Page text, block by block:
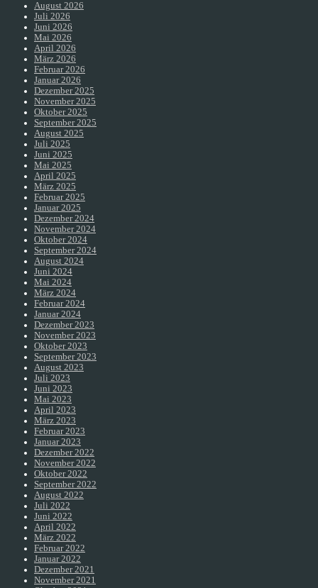
August 2026
Juli 2026
Juni 2026
Mai 2026
April 2026
März 2026
Februar 2026
Januar 2026
Dezember 2025
November 2025
Oktober 2025
September 2025
August 2025
Juli 2025
Juni 2025
Mai 2025
April 2025
März 2025
Februar 2025
Januar 2025
Dezember 2024
November 2024
Oktober 2024
September 2024
August 2024
Juni 2024
Mai 2024
März 2024
Februar 2024
Januar 2024
Dezember 2023
November 2023
Oktober 2023
September 2023
August 2023
Juli 2023
Juni 2023
Mai 2023
April 2023
März 2023
Februar 2023
Januar 2023
Dezember 2022
November 2022
Oktober 2022
September 2022
August 2022
Juli 2022
Juni 2022
April 2022
März 2022
Februar 2022
Januar 2022
Dezember 2021
November 2021